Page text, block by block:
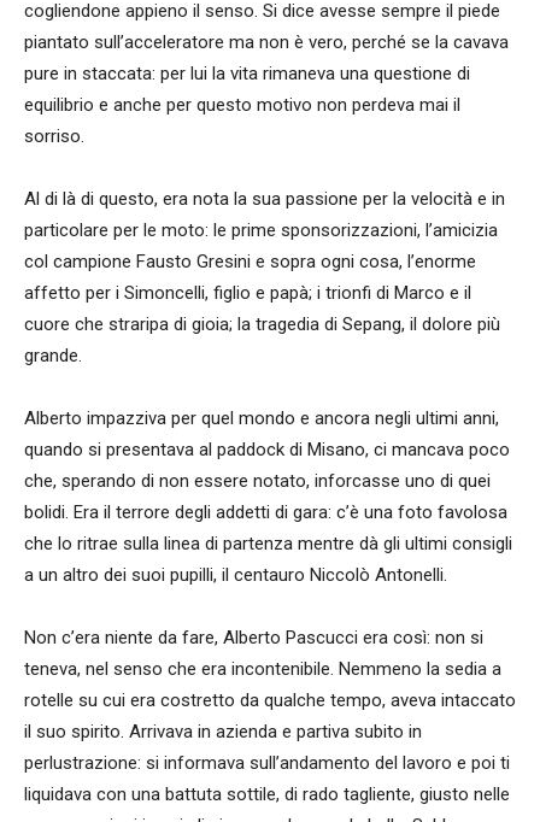
cogliendone appieno il senso. Si dice avesse sempre il piede
piantato sull’acceleratore ma non è vero, perché se la cavava
pure in staccata: per lui la vita rimaneva una questione di
equilibrio e anche per questo motivo non perdeva mai il
sorriso.
Al di là di questo, era nota la sua passione per la velocità e in
particolare per le moto: le prime sponsorizzazioni, l’amicizia
col campione Fausto Gresini e sopra ogni cosa, l’enorme
affetto per i Simoncelli, figlio e papà; i trionfi di Marco e il
cuore che straripa di gioia; la tragedia di Sepang, il dolore più
grande.
Alberto impazziva per quel mondo e ancora negli ultimi anni,
quando si presentava al paddock di Misano, ci mancava poco
che, sperando di non essere notato, inforcasse uno di quei
bolidi. Era il terrore degli addetti di gara: c’è una foto favolosa
che lo ritrae sulla linea di partenza mentre dà gli ultimi consigli
a un altro dei suoi pupilli, il centauro Niccolò Antonelli.
Non c’era niente da fare, Alberto Pascucci era così: non si
teneva, nel senso che era incontenibile. Nemmeno la sedia a
rotelle su cui era costretto da qualche tempo, aveva intaccato
il suo spirito. Arrivava in azienda e partiva subito in
perlustrazione: si informava sull’andamento del lavoro e poi ti
liquidava con una battuta sottile, di rado tagliente, giusto nelle